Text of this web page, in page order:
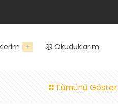
Okuduklarım
Tümünü Göster